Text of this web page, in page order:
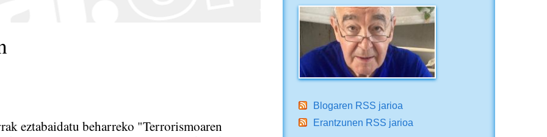
eztabaidatu beharreko "Terrorismoaren
Blogaren RSS jarioa
Erantzunen RSS jarioa